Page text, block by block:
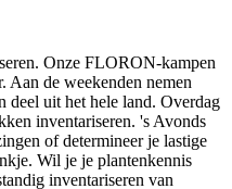
Onze FLORON-kampen
Aan de weekenden nemen
deel uit het hele land. Overdag
inventariseren. 's Avonds
of determineer je lastige
Wil je je plantenkennis
inventariseren van